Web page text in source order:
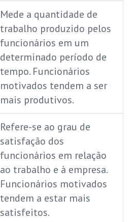
Mede a quantidade de
trabalho produzido pelos
funcionários em um
determinado período de
tempo. Funcionários
motivados tendem a ser
mais produtivos.
Refere-se ao grau de
satisfação dos
funcionários em relação
ao trabalho e à empresa.
Funcionários motivados
tendem a estar mais
satisfeitos.